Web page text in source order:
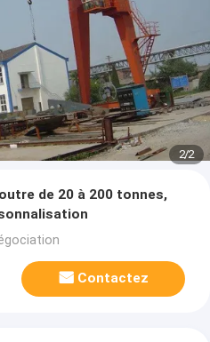
2/2
de 20 à 200 tonnes,
Contactez